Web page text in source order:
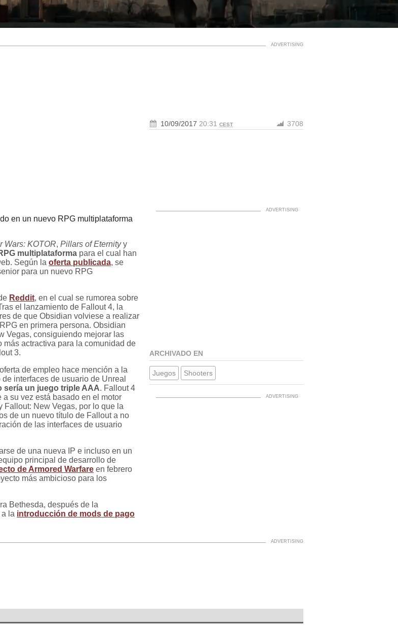
10/09/2017 20:31 CEST 3708
en un nuevo RPG multiplataforma
Wars: KOTOR, Pillars of Eternityy
multiplataforma para el cual han
Según la oferta publicada, se
para un nuevo RPG
Reddit, en el cual se rumorea sobre
el lanzamiento de Fallout 4, la
de que Obsidian volviese a realizar
en primera persona. Obsidian
Vegas, consiguiendo mejorar las
actractiva para la comunidad de
3.
de empleo hace mención a la
interfaces de usuario de Unreal
sería un juego triple AAA. Fallout 4
su vez está basado en el motor
Fallout: New Vegas, por lo que la
de un nuevo título de Fallout a no
de las interfaces de usuario
de una nueva IP e incluso en un
principal de desarrollo de
de Armored Warfare en febrero
más ambicioso para los
Bethesda, después de la
la introducción de mods de pago
ARCHIVADO EN
Juegos Shooters